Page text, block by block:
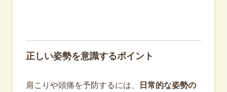
正しい姿勢を意識するポイント
肩こりや頭痛を予防するには、
日常的な姿勢の